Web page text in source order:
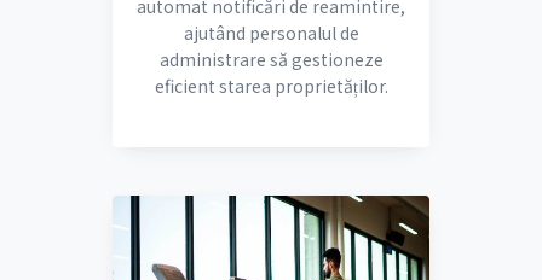
automat notificări de reamintire,
ajutând personalul de
administrare să gestioneze
eficient starea proprietăților.